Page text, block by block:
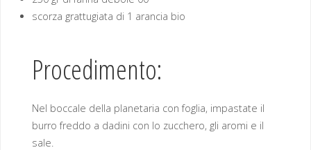
scorza grattugiata di 1 arancia bio
Procedimento:
Nel boccale della planetaria con foglia, impastate il
burro freddo a dadini con lo zucchero, gli aromi e il
sale.